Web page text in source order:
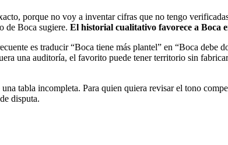
porque no voy a inventar cifras que no tengo
de Boca sugiere. El historial cualitativo favorece a Boca
es traducir “Boca tiene más plantel” en “Boca
una auditoría, el favorito puede tener territorio sin
tabla incompleta. Para quien quiera revisar el tono
disputa.